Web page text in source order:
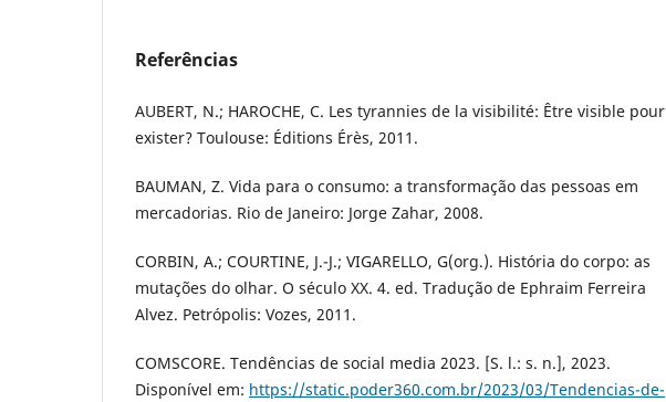
Referências
AUBERT, N.; HAROCHE, C. Les tyrannies de la visibilité: Être visible pour
exister? Toulouse: Éditions Érès, 2011.
BAUMAN, Z. Vida para o consumo: a transformação das pessoas em
mercadorias. Rio de Janeiro: Jorge Zahar, 2008.
CORBIN, A.; COURTINE, J.-J.; VIGARELLO, G(org.). História do corpo: as
mutações do olhar. O século XX. 4. ed. Tradução de Ephraim Ferreira
Alvez. Petrópolis: Vozes, 2011.
COMSCORE. Tendências de social media 2023. [S. l.: s. n.], 2023.
Disponível em: https://static.poder360.com.br/2023/03/Tendencias-de-